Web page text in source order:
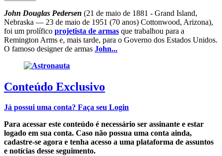
John Douglas Pedersen (21 de maio de 1881 - Grand Island,
Nebraska — 23 de maio de 1951 (70 anos) Cottonwood, Arizona),
foi um prolífico projetista de armas que trabalhou para a
Remington Arms e, mais tarde, para o Governo dos Estados Unidos.
O famoso designer de armas John...
Conteúdo Exclusivo
Já possui uma conta? Faça seu Login
Para acessar este conteúdo é necessário ser assinante e estar
logado em sua conta. Caso não possua uma conta ainda,
cadastre-se agora e tenha acesso a uma plataforma de assuntos
e notícias desse seguimento.